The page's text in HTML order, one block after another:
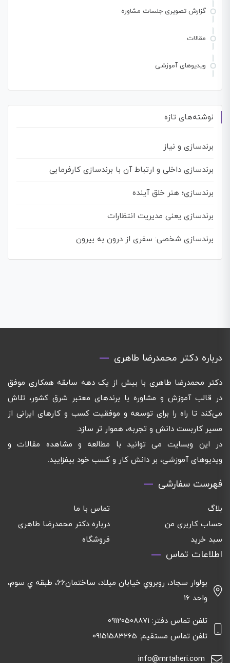
گزارش تصویری جلسات مشاوره
مقالات
ویدیوهای آموزشی
نوشته‌های تازه
برندسازی و نیاز
برندسازی داخلی و ارتباط آن با برندسازی کارفرمایی
برندسازی؛ هنر خلق آینده
برندسازی یعنی مدیریت انتظارات
برندسازی شخصی: سفری از درون به بیرون
درباره دکتر محمدرضا طاهری
دکتر محمدرضا طاهری با بیش از یک دهه سابقه همکاری موفق
در قالب آموزش و مشاوره با برندهای معتبر شرق کشور، تلاش
می‌کند تا راه را برای توسعه و موفقیت کسب و کارهای ایرانی از
مسیر کاربست دانش و تجربه، هموار تر سازد.
در این وبسایت می توانید با مطالعه و مشاهده مقالات و
ویدیوهای آموزشی، بر دانش کار و کسب خود بیفزایید.
فهرست سفارشی
بلاگ
تماس با ما
حساب کاربری من
درباره دکتر محمدرضا طاهری
سبد خرید
فروشگاه
اطلاعات تماس
بولوار سجاد، روبروي خيابان ميلاد، ساختمان٦٦، طبقه ي سوم،
واحد ١٦
تلفن تماس دفتر: 09120508871
تلفن تماس مستقیم: 09151583265
info@mrtaheri.com